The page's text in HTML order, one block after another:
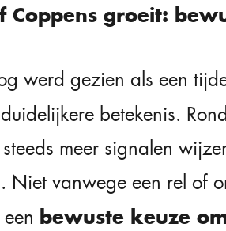
Coppens groeit:
werd gezien als een
betekenis.
meer signalen
Niet vanwege een rel of
bewuste keuze